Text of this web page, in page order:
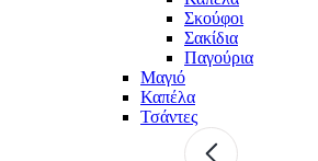
Σκούφοι
Σακίδια
Παγούρια
Μαγιό
Καπέλα
Τσάντες